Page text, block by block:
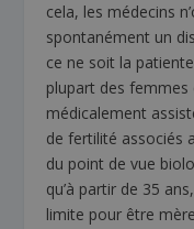
cela, les médecins
spontanément un
ce ne soit la
plupart des
médicalement
de fertilité associés
du point de vue
qu’à partir de 35
limite pour être